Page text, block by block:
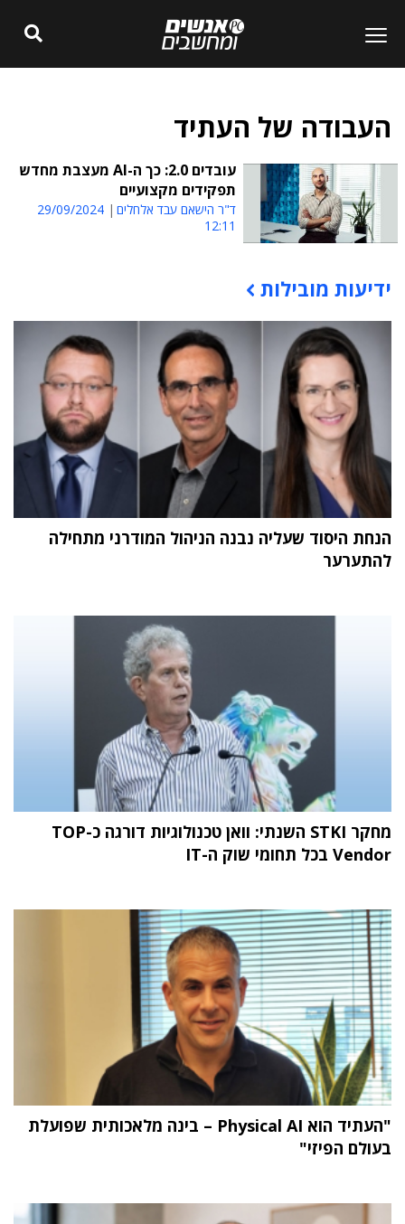
העבודה של העתיד
עובדים 2.0: כך ה-AI מעצבת מחדש
תפקידים מקצועיים
ד"ר הישאם עבד אלחלים
29/09/2024
12:11
תוכן פרסומי
ידיעות מובילות
הנחת היסוד שעליה נבנה הניהול המודרני מתחילה
להתערער
מחקר STKI השנתי: וואן טכנולוגיות דורגה כ-TOP
Vendor בכל תחומי שוק ה-IT
"העתיד הוא Physical AI – בינה מלאכותית שפועלת
בעולם הפיזי"